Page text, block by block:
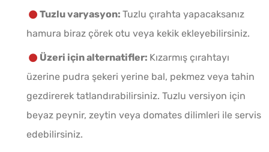
Tuzlu varyasyon: Tuzlu çırahta yapacaksanız
hamura biraz çörek otu veya kekik ekleyebilirsiniz.
Üzeri için alternatifler: Kızarmış çırahtayı
üzerine pudra şekeri yerine bal, pekmez veya tahin
gezdirerek tatlandırabilirsiniz. Tuzlu versiyon için
beyaz peynir, zeytin veya domates dilimleri ile servis
edebilirsiniz.